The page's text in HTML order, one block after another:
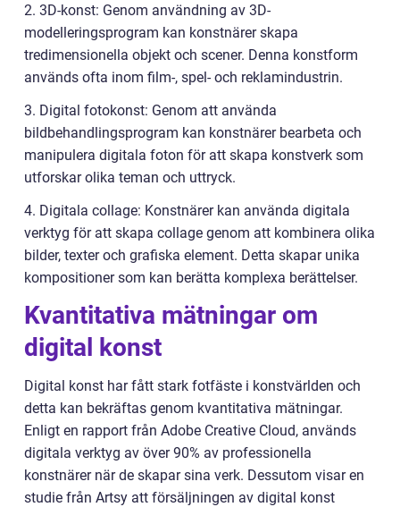
2. 3D-konst: Genom användning av 3D-
modelleringsprogram kan konstnärer skapa
tredimensionella objekt och scener. Denna konstform
används ofta inom film-, spel- och reklamindustrin.
3. Digital fotokonst: Genom att använda
bildbehandlingsprogram kan konstnärer bearbeta och
manipulera digitala foton för att skapa konstverk som
utforskar olika teman och uttryck.
4. Digitala collage: Konstnärer kan använda digitala
verktyg för att skapa collage genom att kombinera olika
bilder, texter och grafiska element. Detta skapar unika
kompositioner som kan berätta komplexa berättelser.
Kvantitativa mätningar om
digital konst
Digital konst har fått stark fotfäste i konstvärlden och
detta kan bekräftas genom kvantitativa mätningar.
Enligt en rapport från Adobe Creative Cloud, används
digitala verktyg av över 90% av professionella
konstnärer när de skapar sina verk. Dessutom visar en
studie från Artsy att försäljningen av digital konst